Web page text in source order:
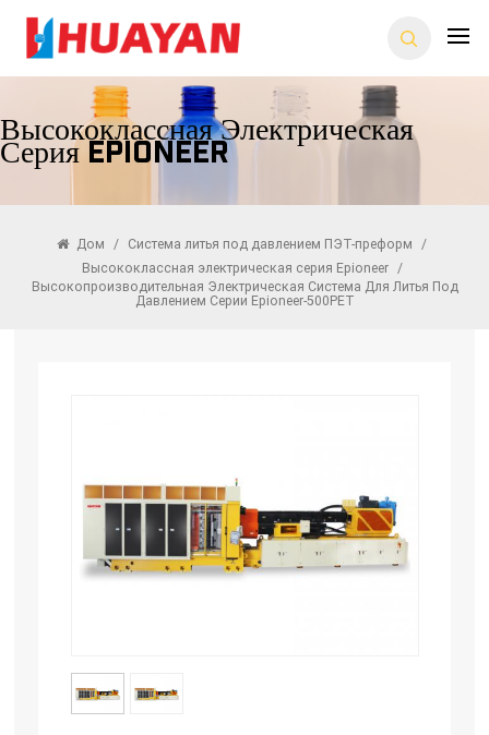
Высококлассная Электрическая
Серия Epioneer
Дом / Система литья под давлением ПЭТ-преформ
/
Высококлассная электрическая серия Epioneer
/
Высокопроизводительная Электрическая Система Для Литья Под
Давлением Серии Epioneer-500PET